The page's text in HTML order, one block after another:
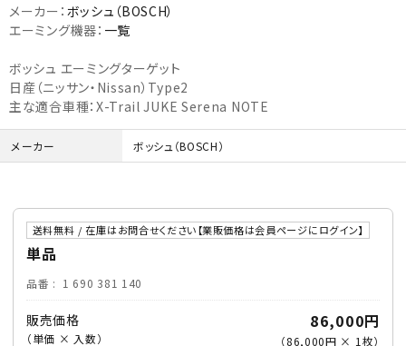
メーカー： ボッシュ（BOSCH）
エーミング機器： 一覧
ボッシュ エーミングターゲット
日産（ニッサン・Nissan）Type2
主な適合車種：X-Trail JUKE Serena NOTE
メーカー ボッシュ（BOSCH）
送料無料 / 在庫はお問合せください【業販価格は会員ページにログイン】
単品
品番 1 690 381 140
販売価格
（単価 × 入数）
86,000円
（86,000円 × 1 枚）